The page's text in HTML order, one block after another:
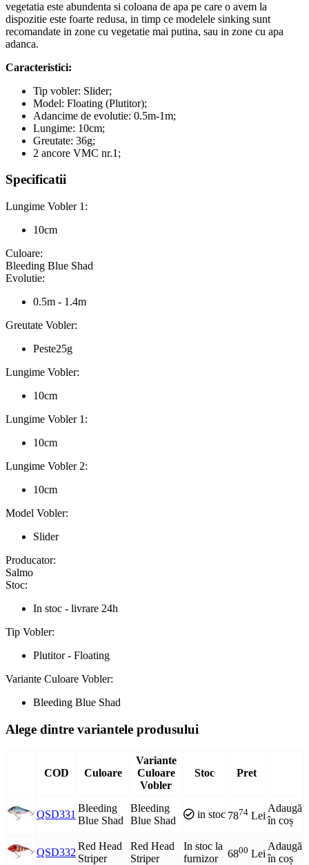
vegetatia este abundenta si coloana de apa pe care o avem la
dispozitie este foarte redusa, in timp ce modelele sinking sunt
recomandate in zone cu vegetatie mai putina, sau in zone cu apa
adanca.
Caracteristici:
Tip vobler: Slider;
Model: Floating (Plutitor);
Adancime de evolutie: 0.5m-1m;
Lungime: 10cm;
Greutate: 36g;
2 ancore VMC nr.1;
Specificatii
Lungime Vobler 1:
10cm
Culoare:
Bleeding Blue Shad
Evolutie:
0.5m - 1.4m
Greutate Vobler:
Peste25g
Lungime Vobler:
10cm
Lungime Vobler 1:
10cm
Lungime Vobler 2:
10cm
Model Vobler:
Slider
Producator:
Salmo
Stoc:
In stoc - livrare 24h
Tip Vobler:
Plutitor - Floating
Variante Culoare Vobler:
Bleeding Blue Shad
Alege dintre variantele produsului
COD Culoare
Variante
Culoare
Vobler
Stoc Pret
QSD331
Bleeding
Blue Shad
Bleeding
Blue Shad
in stoc 7874 Lei
Adaugă
în coș
QSD332
Red Head
Striper
Red Head
Striper
In stoc la
furnizor
6800 Lei
Adaugă
în coș